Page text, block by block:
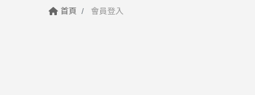
首頁 會員登入